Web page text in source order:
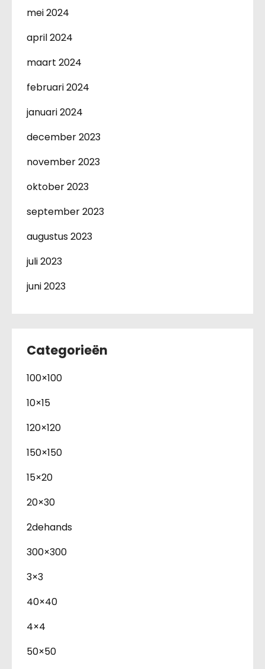
mei 2024
april 2024
maart 2024
februari 2024
januari 2024
december 2023
november 2023
oktober 2023
september 2023
augustus 2023
juli 2023
juni 2023
Categorieën
100×100
10×15
120×120
150×150
15×20
20×30
2dehands
300×300
3×3
40×40
4×4
50×50